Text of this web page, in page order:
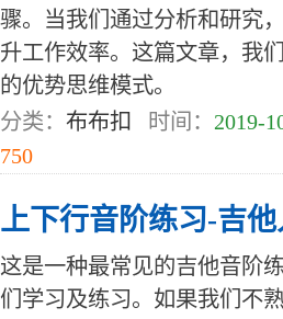
骤。当我们通过分析和研究
升工作效率。这篇文章，我
的优势思维模式。
分类： 布布扣 时间： 2019-
750
上下行音阶练习-吉
这是一种最常见的吉他音阶
们学习及练习。如果我们不